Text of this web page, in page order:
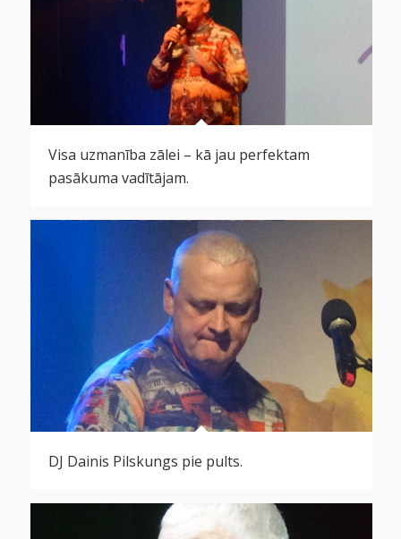
Visa uzmanība zālei – kā jau perfektam
pasākuma vadītājam.
DJ Dainis Pilskungs pie pults.